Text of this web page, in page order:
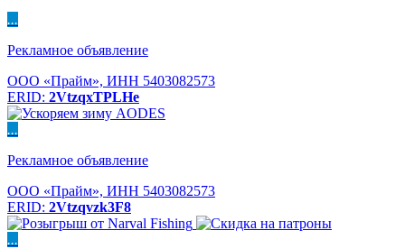
...
Рекламное объявление
ООО «Прайм», ИНН 5403082573
ERID: 2VtzqxTPLHe
...
Рекламное объявление
ООО «Прайм», ИНН 5403082573
ERID: 2Vtzqvzk3F8
...